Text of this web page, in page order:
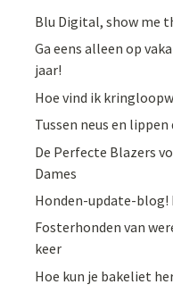
Blu Digital, show me
Ga eens alleen op
jaar!
Hoe vind ik
Tussen neus en
De Perfecte Blazers
Dames
Honden-update-blog!
Fosterhonden van
keer
Hoe kun je bakeliet